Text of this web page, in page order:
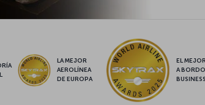
LA MEJOR
AEROLÍNEA
DE EUROPA
EL
A